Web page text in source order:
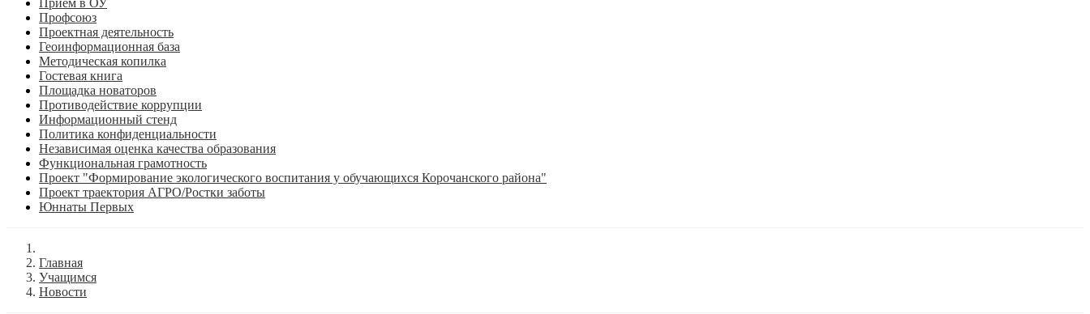
Прием в ОУ
Профсоюз
Проектная деятельность
Геоинформационная база
Методическая копилка
Гостевая книга
Площадка новаторов
Противодействие коррупции
Информационный стенд
Политика конфиденциальности
Независимая оценка качества образования
Функциональная грамотность
Проект "Формирование экологического воспитания у обучающихся Корочанского района"
Проект траектория АГРО/Ростки заботы
Юннаты Первых
Главная
Учащимся
Новости